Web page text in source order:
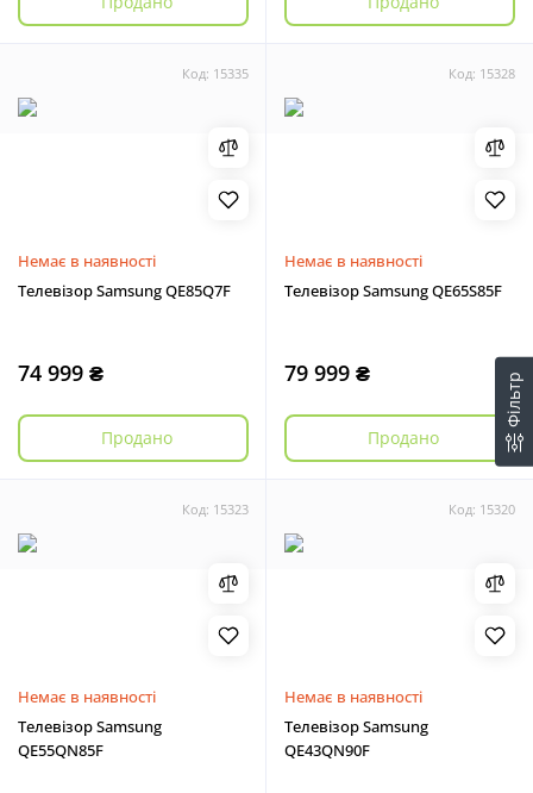
Фільтр
Код: 15335
Немає в наявності
Телевізор Samsung QE85Q7F
74 999 ₴
Продано
Код: 15328
Немає в наявності
Телевізор Samsung QE65S85F
79 999 ₴
Продано
Код: 15323
Немає в наявності
Телевізор Samsung
QE55QN85F
Код: 15320
Немає в наявності
Телевізор Samsung
QE43QN90F